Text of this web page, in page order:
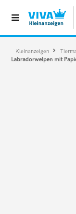
Kleinanzeigen
Labradorwelpen mit